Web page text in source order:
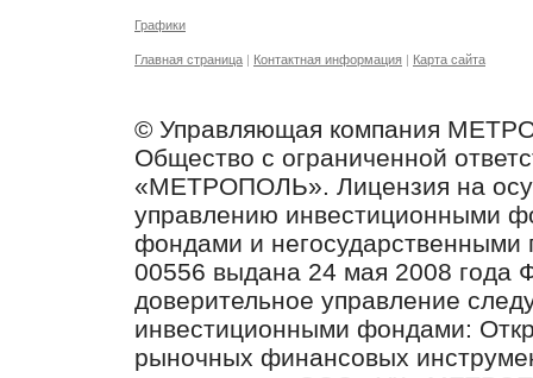
Графики
Главная страница | Контактная информация | Карта сайта
© Управляющая компания
Общество с ограниченной
«МЕТРОПОЛЬ». Лицензия на
управлению инвестиционными
фондами и
00556 выдана 24 мая 2008 года
доверительное управление
инвестиционными фондами:
рыночных финансовых